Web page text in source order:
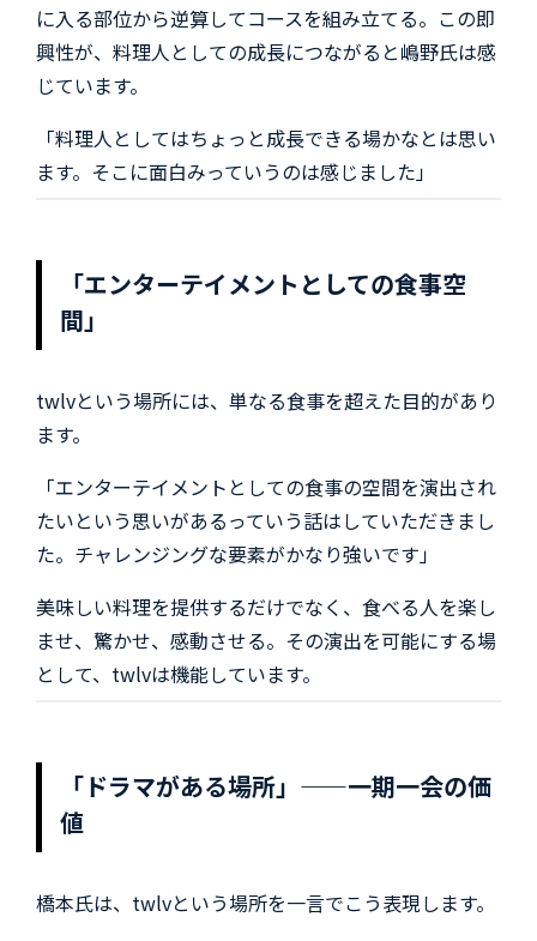
に入る部位から逆算してコースを組み立てる。この即
興性が、料理人としての成長につながると嶋野氏は感
じています。
「料理人としてはちょっと成長できる場かなとは思い
ます。そこに面白みっていうのは感じました」
「エンターテイメントとしての食事空
間」
twlvという場所には、単なる食事を超えた目的があり
ます。
「エンターテイメントとしての食事の空間を演出され
たいという思いがあるっていう話はしていただきまし
た。チャレンジングな要素がかなり強いです」
美味しい料理を提供するだけでなく、食べる人を楽し
ませ、驚かせ、感動させる。その演出を可能にする場
として、twlvは機能しています。
「ドラマがある場所」——一期一会の価
値
橋本氏は、twlvという場所を一言でこう表現します。